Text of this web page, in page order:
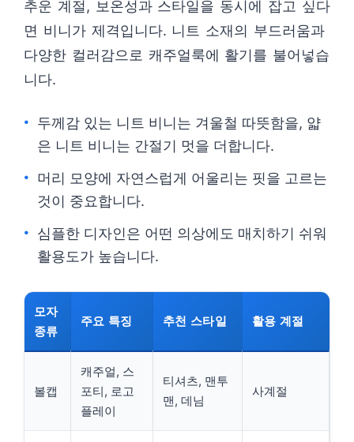
추운 계절, 보온성과 스타일을 동시에 잡고 싶다
면 비니가 제격입니다. 니트 소재의 부드러움과
다양한 컬러감으로 캐주얼룩에 활기를 불어넣습
니다.
두께감 있는 니트 비니는 겨울철 따뜻함을, 얇
은 니트 비니는 간절기 멋을 더합니다.
머리 모양에 자연스럽게 어울리는 핏을 고르는
것이 중요합니다.
심플한 디자인은 어떤 의상에도 매치하기 쉬워
활용도가 높습니다.
모자
종류
주요 특징 추천 스타일 활용 계절
볼캡
캐주얼, 스
포티, 로고
플레이
티셔츠, 맨투
맨, 데님
사계절